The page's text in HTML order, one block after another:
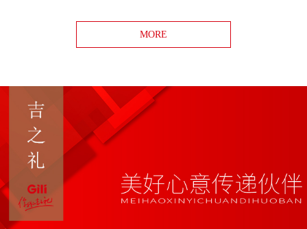
MORE